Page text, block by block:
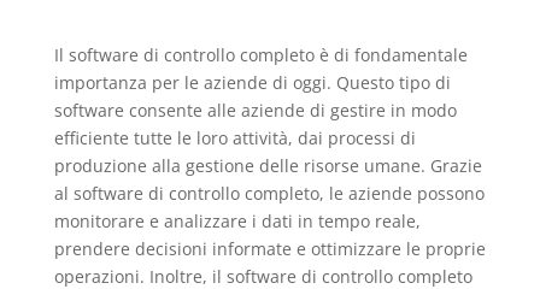
Il software di controllo completo è di fondamentale
importanza per le aziende di oggi. Questo tipo di
software consente alle aziende di gestire in modo
efficiente tutte le loro attività, dai processi di
produzione alla gestione delle risorse umane. Grazie
al software di controllo completo, le aziende possono
monitorare e analizzare i dati in tempo reale,
prendere decisioni informate e ottimizzare le proprie
operazioni. Inoltre, il software di controllo completo